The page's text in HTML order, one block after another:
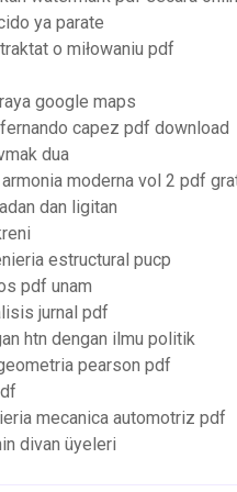
ya parate
o miłowaniu pdf
google maps
capez pdf download
dua
moderna vol 2 pdf
dan ligitan
estructural pucp
pdf unam
jurnal pdf
htn dengan ilmu politik
pearson pdf
mecanica automotriz pdf
divan üyeleri